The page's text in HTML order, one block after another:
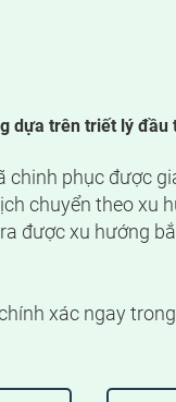
dựa trên triết lý
chinh phục được
chuyển theo xu
được xu hướng
xác ngay